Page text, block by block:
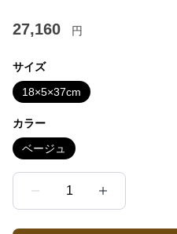
27,160 円
サイズ
18×5×37cm
カラー
ベージュ
1